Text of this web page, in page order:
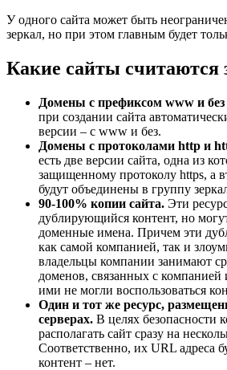
У одного сайта может быть
зеркал, но при этом главным будет
Какие сайты считаются
Домены с префиксом www и
при создании сайта
версии – с www и без.
Домены с протоколами http и
есть две версии сайта, одна из
защищенному протоколу https, а
будут объединены в группу
90-100% копии сайта. Эти
дублирующийся контент, но
доменные имена. Причем эти
как самой компанией, так и
владельцы компании занимают
доменов, связанных с компанией
ими не могли воспользоваться
Один и тот же ресурс,
серверах. В целях безопасности
располагать сайт сразу на
Соответственно, их URL адреса
контент – нет.